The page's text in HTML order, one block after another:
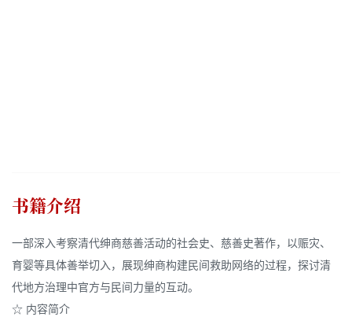
书籍介绍
一部深入考察清代绅商慈善活动的社会史、慈善史著作，以赈灾、
育婴等具体善举切入，展现绅商构建民间救助网络的过程，探讨清
代地方治理中官方与民间力量的互动。
☆ 内容简介